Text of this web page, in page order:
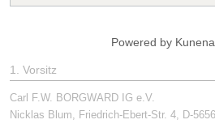
Powered by
1. Vorsitz
Carl F.W. BORGWARD IG e.V.
Nicklas Blum, Friedrich-Ebert-Str. 4, D-